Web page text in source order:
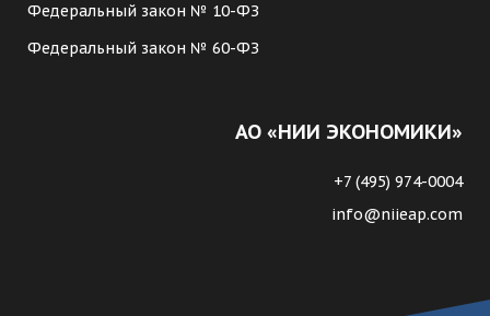
Федеральный закон № 10-ФЗ
Федеральный закон № 60-ФЗ
АО «НИИ ЭКОНОМИКИ»
+7 (495) 974-0004
info@niieap.com